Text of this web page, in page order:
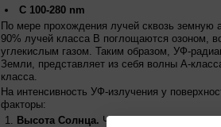
C 100-280 nm
По мере прохождения лучей сквозь
90% лучей класса B поглощаются озоном,
углекислым газом. Таким образом, УФ-
Земли, представляет из себя волны А-
класса.
На интенсивность УФ-излучения у
факторы:
Высота Солнца. Чем выше Солнце над